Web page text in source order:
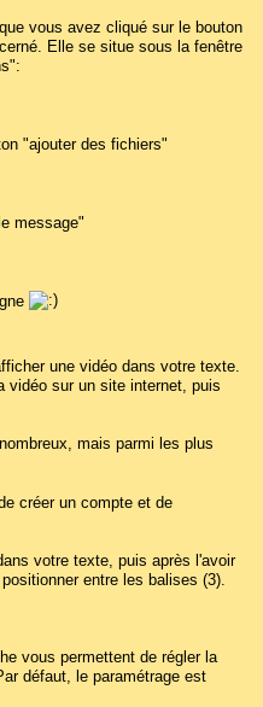
vous avez cliqué sur le bouton
Elle se situe sous la fenêtre
"ajouter des fichiers"
message"
une vidéo dans votre texte.
vidéo sur un site internet, puis
mais parmi les plus
créer un compte et de
votre texte, puis après l'avoir
entre les balises (3).
vous permettent de régler la
défaut, le paramétrage est